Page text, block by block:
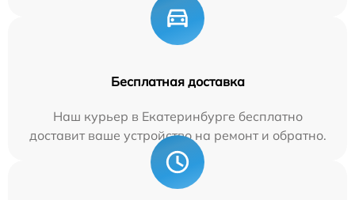
Бесплатная доставка
Наш курьер в Екатеринбурге бесплатно
доставит ваше устройство на ремонт и обратно.